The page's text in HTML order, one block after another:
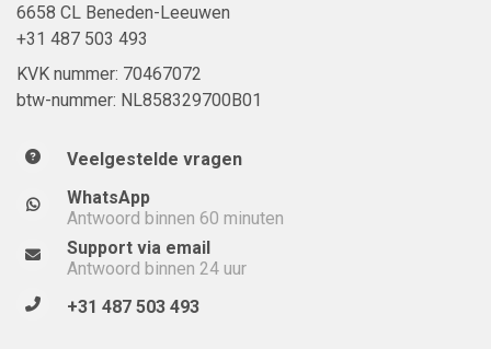
6658 CL Beneden-Leeuwen
+31 487 503 493
KVK nummer: 70467072
btw-nummer: NL858329700B01
Veelgestelde vragen
WhatsApp
Antwoord binnen 60 minuten
Support via email
Antwoord binnen 24 uur
+31 487 503 493